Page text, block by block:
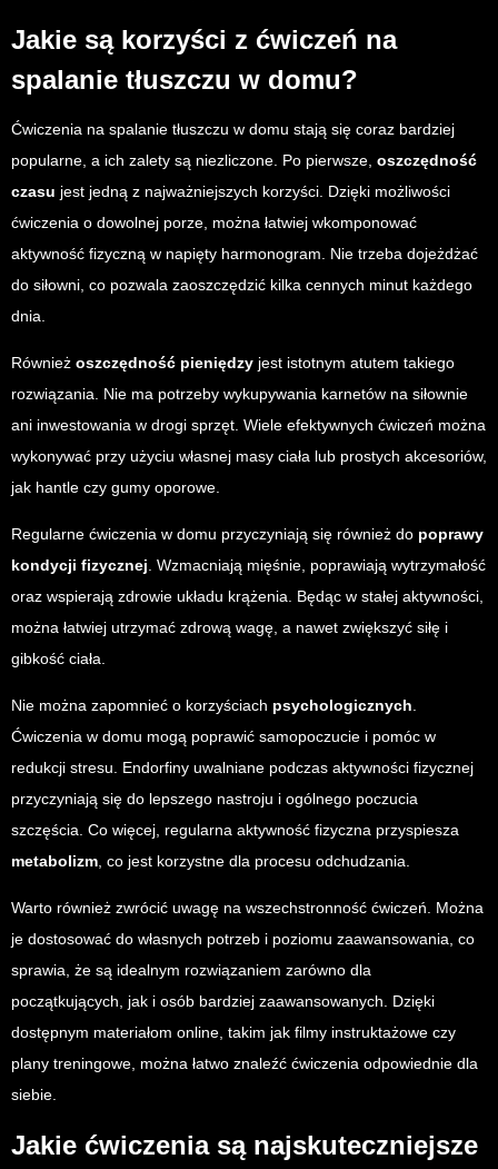
Jakie są korzyści z ćwiczeń na
spalanie tłuszczu w domu?
Ćwiczenia na spalanie tłuszczu w domu stają się coraz bardziej
popularne, a ich zalety są niezliczone. Po pierwsze, oszczędność
czasu jest jedną z najważniejszych korzyści. Dzięki możliwości
ćwiczenia o dowolnej porze, można łatwiej wkomponować
aktywność fizyczną w napięty harmonogram. Nie trzeba dojeżdżać
do siłowni, co pozwala zaoszczędzić kilka cennych minut każdego
dnia.
Również oszczędność pieniędzy jest istotnym atutem takiego
rozwiązania. Nie ma potrzeby wykupywania karnetów na siłownie
ani inwestowania w drogi sprzęt. Wiele efektywnych ćwiczeń można
wykonywać przy użyciu własnej masy ciała lub prostych akcesoriów,
jak hantle czy gumy oporowe.
Regularne ćwiczenia w domu przyczyniają się również do poprawy
kondycji fizycznej. Wzmacniają mięśnie, poprawiają wytrzymałość
oraz wspierają zdrowie układu krążenia. Będąc w stałej aktywności,
można łatwiej utrzymać zdrową wagę, a nawet zwiększyć siłę i
gibkość ciała.
Nie można zapomnieć o korzyściach psychologicznych.
Ćwiczenia w domu mogą poprawić samopoczucie i pomóc w
redukcji stresu. Endorfiny uwalniane podczas aktywności fizycznej
przyczyniają się do lepszego nastroju i ogólnego poczucia
szczęścia. Co więcej, regularna aktywność fizyczna przyspiesza
metabolizm, co jest korzystne dla procesu odchudzania.
Warto również zwrócić uwagę na wszechstronność ćwiczeń. Można
je dostosować do własnych potrzeb i poziomu zaawansowania, co
sprawia, że są idealnym rozwiązaniem zarówno dla
początkujących, jak i osób bardziej zaawansowanych. Dzięki
dostępnym materiałom online, takim jak filmy instruktażowe czy
plany treningowe, można łatwo znaleźć ćwiczenia odpowiednie dla
siebie.
Jakie ćwiczenia są najskuteczniejsze